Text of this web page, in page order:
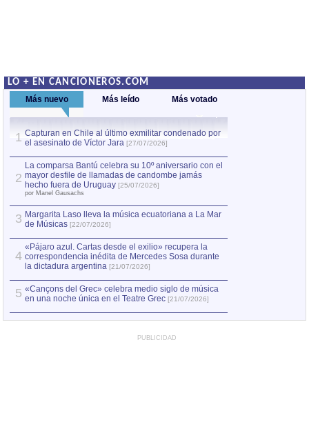
LO + EN CANCIONEROS.COM
Más nuevo Más leído Más votado
1 Capturan en Chile al último exmilitar condenado por
el asesinato de Víctor Jara [27/07/2026]
2
La comparsa Bantú celebra su 10º aniversario con el
mayor desfile de llamadas de candombe jamás
hecho fuera de Uruguay [25/07/2026]
por Manel Gausachs
3 Margarita Laso lleva la música ecuatoriana a La Mar
de Músicas [22/07/2026]
4
«Pájaro azul. Cartas desde el exilio» recupera la
correspondencia inédita de Mercedes Sosa durante
la dictadura argentina [21/07/2026]
5 «Cançons del Grec» celebra medio siglo de música
en una noche única en el Teatre Grec [21/07/2026]
PUBLICIDAD